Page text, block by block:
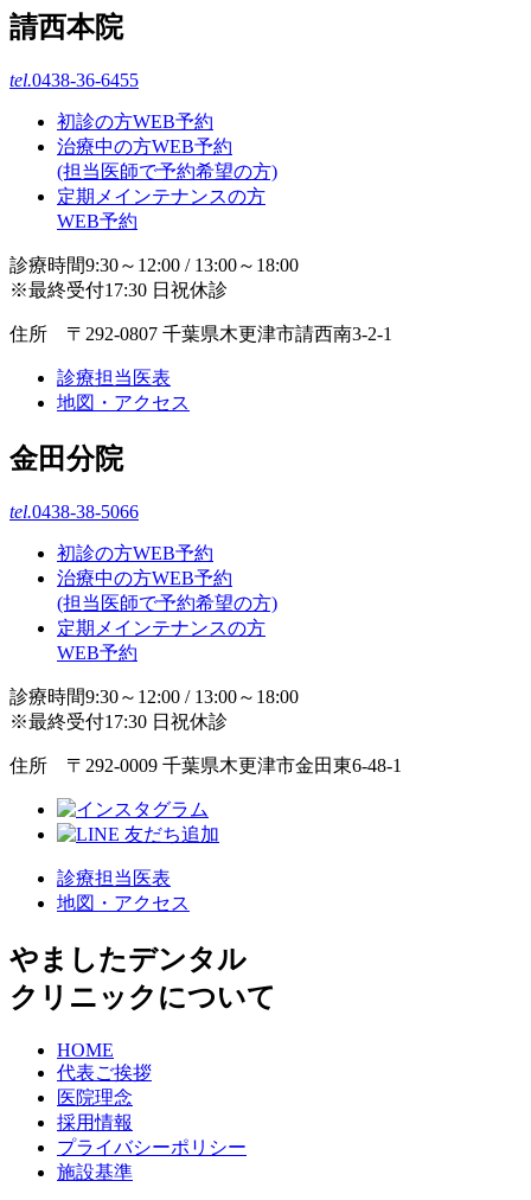
請西本院
tel.0438-36-6455
初診の方WEB予約
治療中の方WEB予約
(担当医師で予約希望の方)
定期メインテナンスの方
WEB予約
診療時間9:30～12:00 / 13:00～18:00
※最終受付17:30 日祝休診
住所 〒292-0807 千葉県木更津市請西南3-2-1
診療担当医表
地図・アクセス
金田分院
tel.0438-38-5066
初診の方WEB予約
治療中の方WEB予約
(担当医師で予約希望の方)
定期メインテナンスの方
WEB予約
診療時間9:30～12:00 / 13:00～18:00
※最終受付17:30 日祝休診
住所 〒292-0009 千葉県木更津市金田東6-48-1
診療担当医表
地図・アクセス
やましたデンタル
クリニックについて
HOME
代表ご挨拶
医院理念
採用情報
プライバシーポリシー
施設基準